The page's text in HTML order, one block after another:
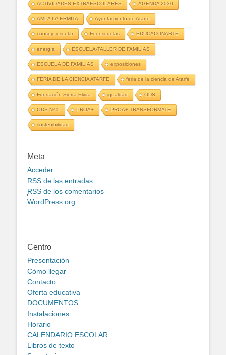
ACTIVIDADES EXTRAESCOLARES AGENDA 2030
AMPA LA ERMITA Ayuntamiento de Atarfe
consejo escolar Ecoescuelas EDUCACONARTE
energía ESCUELA-TALLER DE FAMILIAS
ESCUELA DE FAMILIAS exposiciones
FERIA DE LA CIENCIA ATARFE feria de la ciencia de Atarfe
Fundación Sierra Elvira igualdad ODS
ODS Nº 5 PROA+ PROA+ TRANSFÓRMATE
sostenibilidad
Meta
Acceder
RSS de las entradas
RSS de los comentarios
WordPress.org
Centro
Presentación
Cómo llegar
Contacto
Oferta educativa
DOCUMENTOS
Instalaciones
Horario
CALENDARIO ESCOLAR
Libros de texto